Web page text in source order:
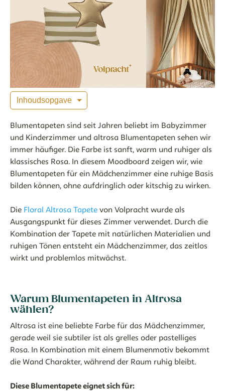
Inhoudsopgave
Blumentapeten sind seit Jahren beliebt im Babyzimmer
und Kinderzimmer und altrosa Blumentapeten sehen wir
immer häufiger. Die Farbe ist sanft, warm und ruhiger als
klassisches Rosa. In diesem Moodboard zeigen wir, wie
Blumentapeten für ein Mädchenzimmer eine ruhige Basis
bilden können, ohne aufdringlich oder kitschig zu wirken.
Die Floral Altrosa Tapete von Volpracht wurde als
Ausgangspunkt für dieses Zimmer verwendet. Durch die
Kombination der Tapete mit natürlichen Materialien und
ruhigen Tönen entsteht ein Mädchenzimmer, das zeitlos
wirkt und problemlos mitwächst.
Warum Blumentapeten in Altrosa
wählen?
Altrosa ist eine beliebte Farbe für das Mädchenzimmer,
gerade weil sie subtiler ist als grelles oder pastelliges
Rosa. In Kombination mit einem Blumenmotiv bekommt
die Wand Charakter, während der Raum ruhig bleibt.
Diese Blumentapete eignet sich für: